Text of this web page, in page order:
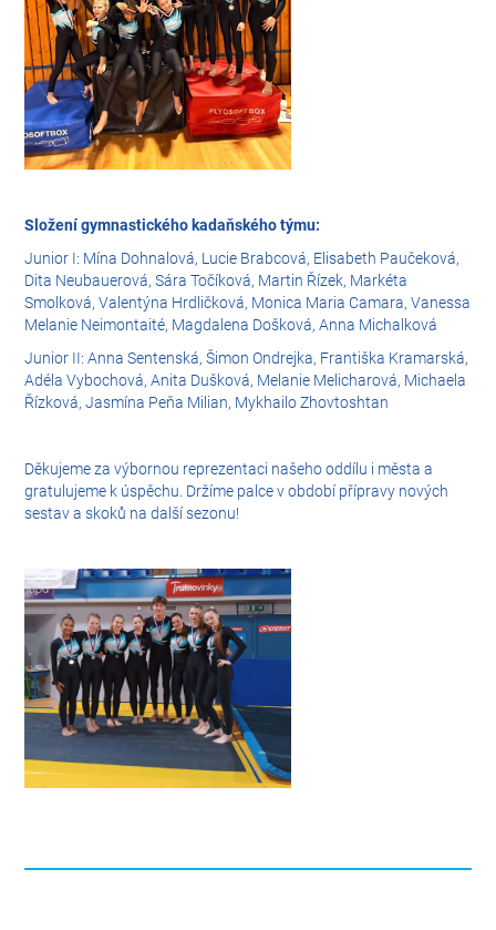
Složení gymnastického kadaňského týmu:
Junior I: Mína Dohnalová, Lucie Brabcová, Elisabeth Paučeková,
Dita Neubauerová, Sára Točíková, Martin Řízek, Markéta
Smolková, Valentýna Hrdličková, Monica Maria Camara, Vanessa
Melanie Neimontaité, Magdalena Došková, Anna Michalková
Junior II: Anna Sentenská, Šimon Ondrejka, Františka Kramarská,
Adéla Vybochová, Anita Dušková, Melanie Melicharová, Michaela
Řízková, Jasmína Peňa Milian, Mykhailo Zhovtoshtan
Děkujeme za výbornou reprezentaci našeho oddílu i města a
gratulujeme k úspěchu. Držíme palce v období přípravy nových
sestav a skoků na další sezonu!